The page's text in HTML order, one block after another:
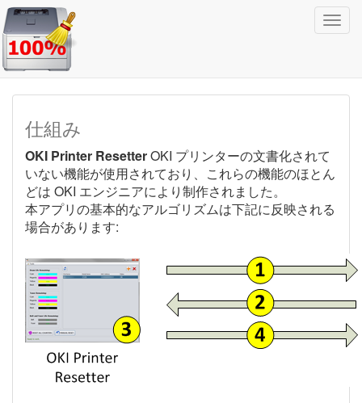
ト
グ
型
ナ
仕組み
OKI Printer ResetterOKI プリンターの文書化されて
いない機能が使用されており、これらの機能のほとん
どは OKI エンジニアにより制作されました。
本アプリの基本的なアルゴリズムは下記に反映される
場合があります: